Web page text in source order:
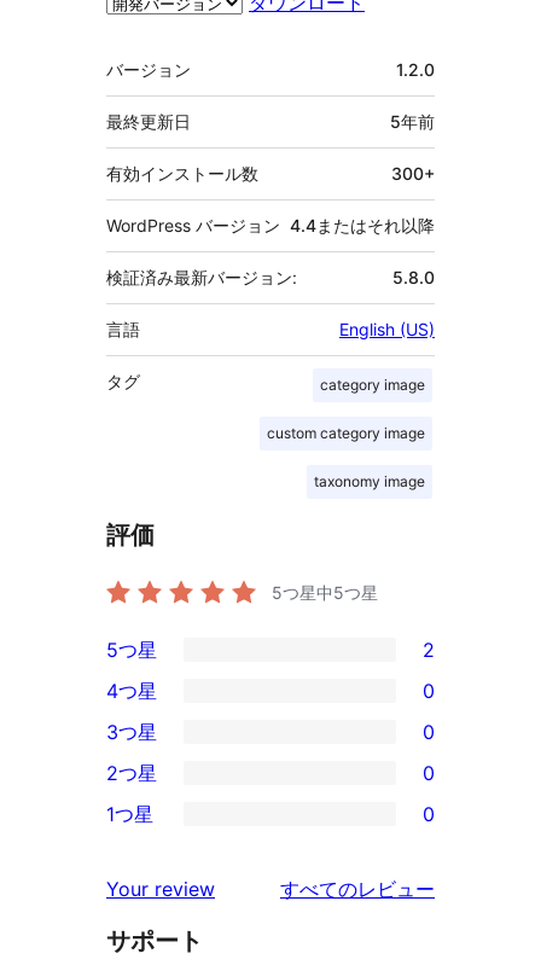
メ
タ
バージョン 1.2.0
最終更新日 5年前
有効インストール数 300+
WordPress バージョン 4.4またはそれ以降
検証済み最新バージョン: 5.8.0
言語 English (US)
タグ category image
custom category image
taxonomy image
評価
5つ星中5つ星
2
5-
星
レ
ビ
ー
5つ星 2
4-
星
レ
ュ
ー
4つ星 0
0
3-
星
ビ
ュ
3つ星 0
2-
レ
ビ
2つ星 0
星
レ
1つ星 0
Your review すべてのレビュー
サポート